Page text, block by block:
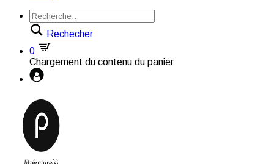
Rechecher
0
Chargement du contenu du panier